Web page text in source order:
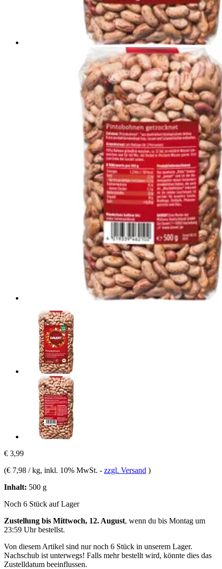
€ 3,99
(€ 7,98 / kg, inkl. 10% MwSt. - zzgl. Versand )
Inhalt: 500 g
Noch 6 Stück auf Lager
Zustellung bis Mittwoch, 12. August, wenn du bis Montag um
23:59 Uhrbestellst.
Von diesem Artikel sind nur noch 6 Stück in unserem Lager.
Nachschub ist unterwegs! Falls mehr bestellt wird, könnte dies das
Zustelldatum beeinflussen.